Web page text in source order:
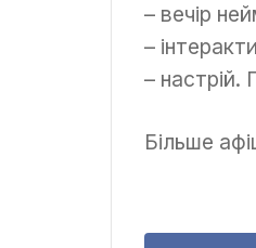
– вечір
–
– настрій.
Більше